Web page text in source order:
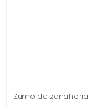
Zumo de zanahoria